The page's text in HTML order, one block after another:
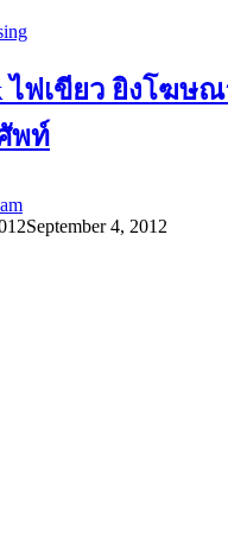
ไฟเขียว ยิงโฆษ
พท์
September 4, 2012